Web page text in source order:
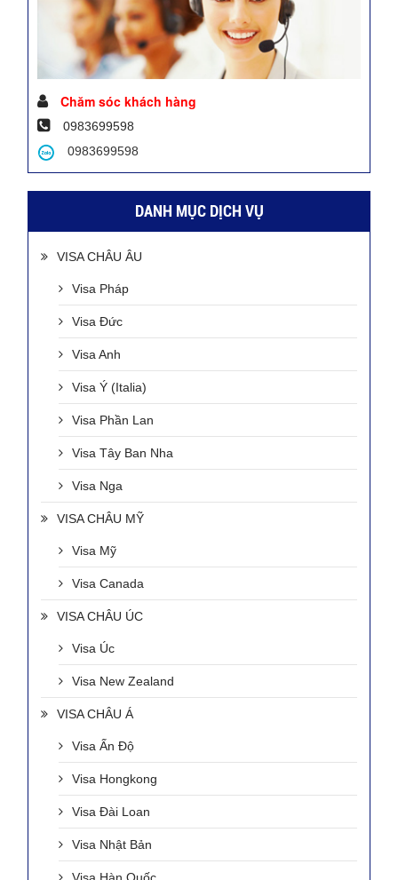
Chăm sóc khách hàng
0983699598
0983699598
DANH MỤC DỊCH VỤ
VISA CHÂU ÂU
Visa Pháp
Visa Đức
Visa Anh
Visa Ý (Italia)
Visa Phần Lan
Visa Tây Ban Nha
Visa Nga
VISA CHÂU MỸ
Visa Mỹ
Visa Canada
VISA CHÂU ÚC
Visa Úc
Visa New Zealand
VISA CHÂU Á
Visa Ấn Độ
Visa Hongkong
Visa Đài Loan
Visa Nhật Bản